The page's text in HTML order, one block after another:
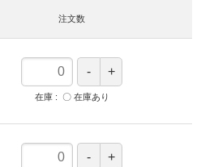
注文数
在庫 〇 在庫あり